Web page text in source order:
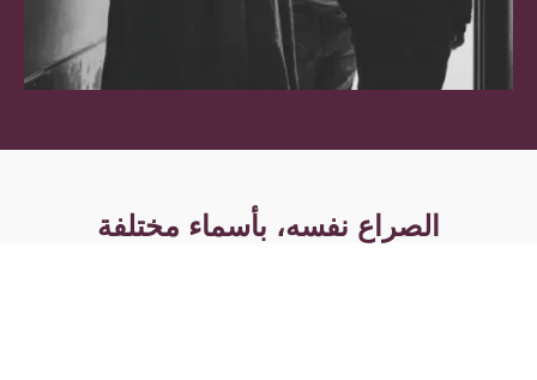
الصراع نفسه، بأسماء مختلفة